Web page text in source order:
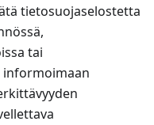
tietosuojaselostetta
tai
informoimaan